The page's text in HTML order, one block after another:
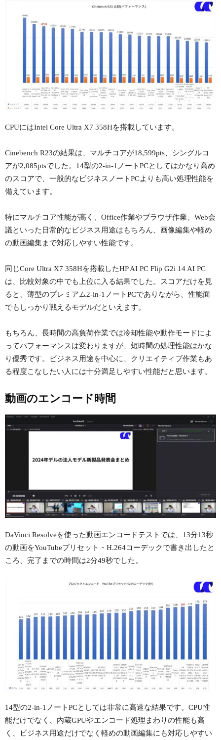
CPUにはIntel Core Ultra X7 358Hを搭載しています。
Cinebench R23の結果は、マルチコアが18,599pts、シングルコ
アが2,085ptsでした。14型の2-in-1ノートPCとしてはかなり高め
のスコアで、一般的なビジネスノートPCよりも高い処理性能を
備えています。
特にマルチコア性能が高く、Office作業やブラウザ作業、Web会
議といった日常的なビジネス用途はもちろん、画像編集や軽め
の動画編集まで対応しやすい性能です。
同じCore Ultra X7 358Hを搭載したHP AI PC Flip G2i 14 AI PC
は、比較対象の中でも上位に入る結果でした。スコアだけを見
ると、薄型のプレミアム2-in-1ノートPCでありながら、性能面
でもしっかり戦えるモデルだといえます。
もちろん、長時間の高負荷作業では冷却性能や動作モードによ
ってパフォーマンスは変わりますが、短時間の処理性能はかな
り優秀です。ビジネス用途を中心に、クリエイティブ作業もあ
る程度こなしたい人には十分満足しやすい性能だと思います。
動画のエンコード時間
DaVinci Resolveを使った動画エンコードテストでは、13分13秒
の動画をYouTubeプリセット・H.264コーデックで書き出したと
ころ、完了までの時間は2分49秒でした。
14型の2-in-1ノートPCとしては非常に高速な結果です。CPU性
能だけでなく、内蔵GPUやエンコード処理まわりの性能も高
く、ビジネス用途だけでなく軽めの動画編集にも対応しやすい